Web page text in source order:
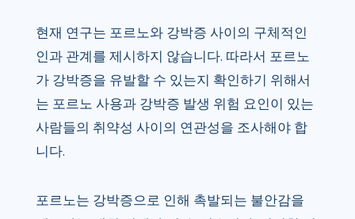
현재 연구는 포르노와 강박증 사이의 구체적인
인과 관계를 제시하지 않습니다. 따라서 포르노
가 강박증을 유발할 수 있는지 확인하기 위해서
는 포르노 사용과 강박증 발생 위험 요인이 있는
사람들의 취약성 사이의 연관성을 조사해야 합
니다.
포르노는 강박증으로 인해 촉발되는 불안감을